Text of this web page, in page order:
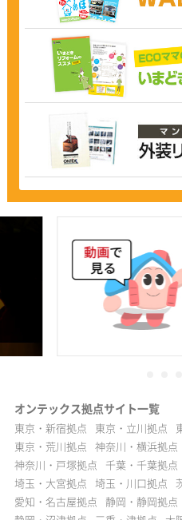
オンテックス拠点サイト一覧
東京・新宿拠点 東京・立川拠点
東京・荒川拠点 神奈川・横浜拠点
神奈川・戸塚拠点
千葉・千葉拠点
埼玉・大宮拠点
埼玉・川口拠点
愛知・名古屋拠点
静岡・静岡拠点